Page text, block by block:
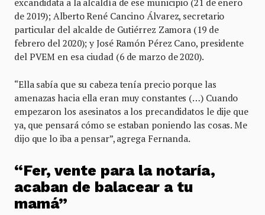
excandidata a la alcaldía de ese municipio (21 de enero
de 2019); Alberto René Cancino Álvarez, secretario
particular del alcalde de Gutiérrez Zamora (19 de
febrero del 2020); y José Ramón Pérez Cano, presidente
del PVEM en esa ciudad (6 de marzo de 2020).
“Ella sabía que su cabeza tenía precio porque las
amenazas hacia ella eran muy constantes (…) Cuando
empezaron los asesinatos a los precandidatos le dije que
ya, que pensará cómo se estaban poniendo las cosas. Me
dijo que lo iba a pensar”, agrega Fernanda.
“Fer, vente para la notaría,
acaban de balacear a tu
mamá”